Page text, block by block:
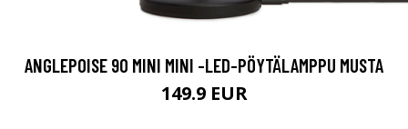
ANGLEPOISE 90 MINI MINI -LED-PÖYTÄLAMPPU MUSTA
149.9 EUR